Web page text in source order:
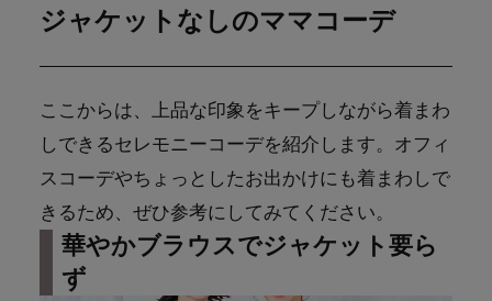
ジャケットなしのママコーデ
ここからは、上品な印象をキープしながら着まわ
しできるセレモニーコーデを紹介します。オフィ
スコーデやちょっとしたお出かけにも着まわしで
きるため、ぜひ参考にしてみてください。
華やかブラウスでジャケット要ら
ず